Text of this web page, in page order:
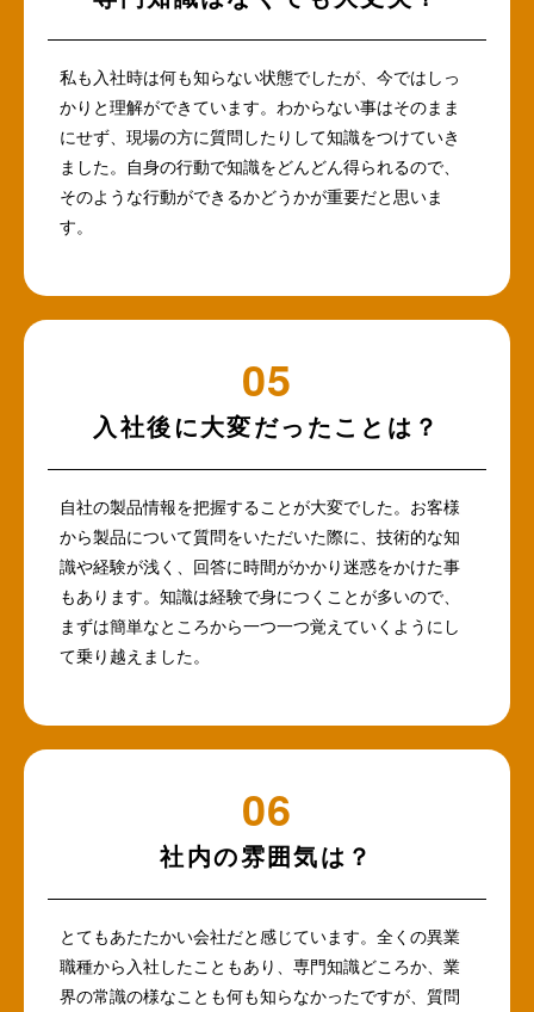
私も入社時は何も知らない状態でしたが、今ではしっ
かりと理解ができています。わからない事はそのまま
にせず、現場の方に質問したりして知識をつけていき
ました。自身の行動で知識をどんどん得られるので、
そのような行動ができるかどうかが重要だと思いま
す。
入社後に大変だったことは？
自社の製品情報を把握することが大変でした。お客様
から製品について質問をいただいた際に、技術的な知
識や経験が浅く、回答に時間がかかり迷惑をかけた事
もあります。知識は経験で身につくことが多いので、
まずは簡単なところから一つ一つ覚えていくようにし
て乗り越えました。
社内の雰囲気は？
とてもあたたかい会社だと感じています。全くの異業
職種から入社したこともあり、専門知識どころか、業
界の常識の様なことも何も知らなかったですが、質問